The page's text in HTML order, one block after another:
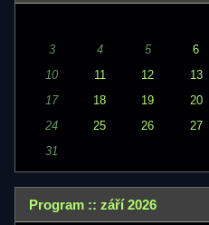
3
4 5 6
10
11 12 13
17
18 19 20
24
25 26 27
31
Program :: září 2026